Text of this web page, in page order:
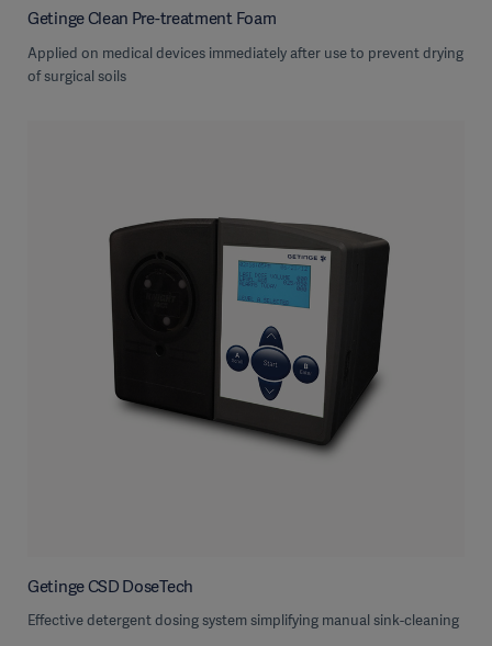
Getinge Clean Pre-treatment Foam
Applied on medical devices immediately after use to prevent drying
of surgical soils
Getinge CSD DoseTech
Effective detergent dosing system simplifying manual sink-cleaning